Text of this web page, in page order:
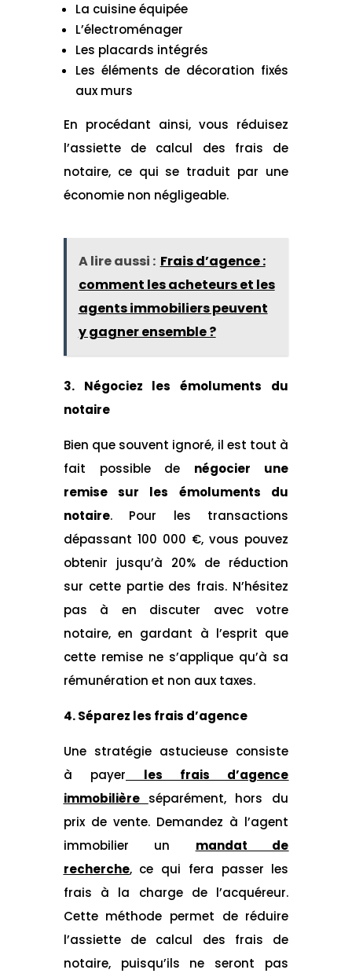
La cuisine équipée
L’électroménager
Les placards intégrés
Les éléments de décoration fixés
aux murs
En procédant ainsi, vous réduisez
l’assiette de calcul des frais de
notaire, ce qui se traduit par une
économie non négligeable.
A lire aussi : Frais d’agence :
comment les acheteurs et les
agents immobiliers peuvent
y gagner ensemble ?
3. Négociez les émoluments du
notaire
Bien que souvent ignoré, il est tout à
fait possible de
négocier une
remise sur les émoluments du
notaire. Pour les transactions
dépassant 100 000 €, vous pouvez
obtenir jusqu’à 20% de réduction
sur cette partie des frais. N’hésitez
pas à en discuter avec votre
notaire, en gardant à l’esprit que
cette remise ne s’applique qu’à sa
rémunération et non aux taxes.
4. Séparez les frais d’agence
Une stratégie astucieuse consiste
à
payer les frais d’agence
immobilière séparément, hors du
prix de vente. Demandez à l’agent
immobilier un mandat de
recherche, ce qui fera passer les
frais à la charge de l’acquéreur.
Cette méthode permet de réduire
l’assiette de calcul des frais de
notaire, puisqu’ils ne seront pas